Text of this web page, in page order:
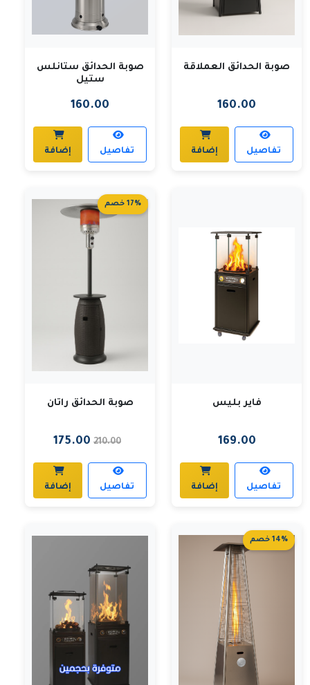
صوبة الحدائق العملاقة
160.00
تفاصيل إضافة
صوبة الحدائق ستانلس
ستيل
160.00
تفاصيل إضافة
فاير بليس
169.00
تفاصيل إضافة
17% خصم
صوبة الحدائق راتان
210.00
175.00
تفاصيل إضافة
14% خصم